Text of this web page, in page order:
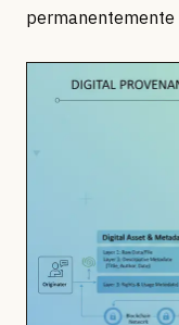
permanentemente